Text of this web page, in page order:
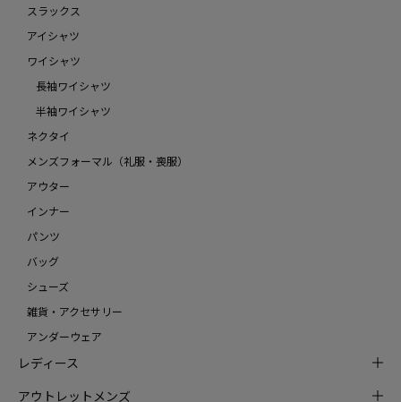
スラックス
アイシャツ
ワイシャツ
長袖ワイシャツ
半袖ワイシャツ
ネクタイ
メンズフォーマル（礼服・喪服）
アウター
インナー
パンツ
バッグ
シューズ
雑貨・アクセサリー
アンダーウェア
レディース
アウトレットメンズ